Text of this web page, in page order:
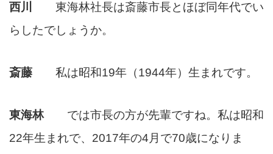
西川 東海林社長は斎藤市長とほぼ同年代でい
らしたでしょうか。
斎藤 私は昭和19年（1944年）生まれです。
東海林 では市長の方が先輩ですね。私は昭和
22年生まれで、2017年の4月で70歳になりま